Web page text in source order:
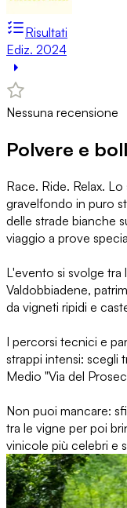
Risultati
Ediz. 2024
Nessuna recensione
Polvere e
Race. Ride. Relax.
gravelfondo in puro
delle strade bianche
viaggio a prove
L'evento si svolge
Valdobbiadene,
da vigneti ripidi e
I percorsi tecnici e
strappi intensi: scegli
Medio "Via del
Non puoi mancare:
tra le vigne per poi
vinicole più celebri e